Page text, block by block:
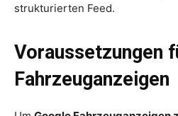
strukturierten Feed.
Voraussetzungen
Fahrzeuganzeigen